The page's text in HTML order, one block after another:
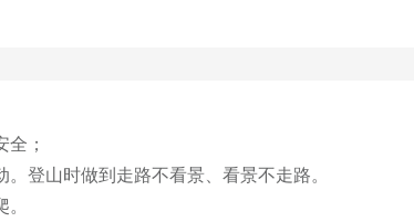
；
登山时做到走路不看景、看景不走路。